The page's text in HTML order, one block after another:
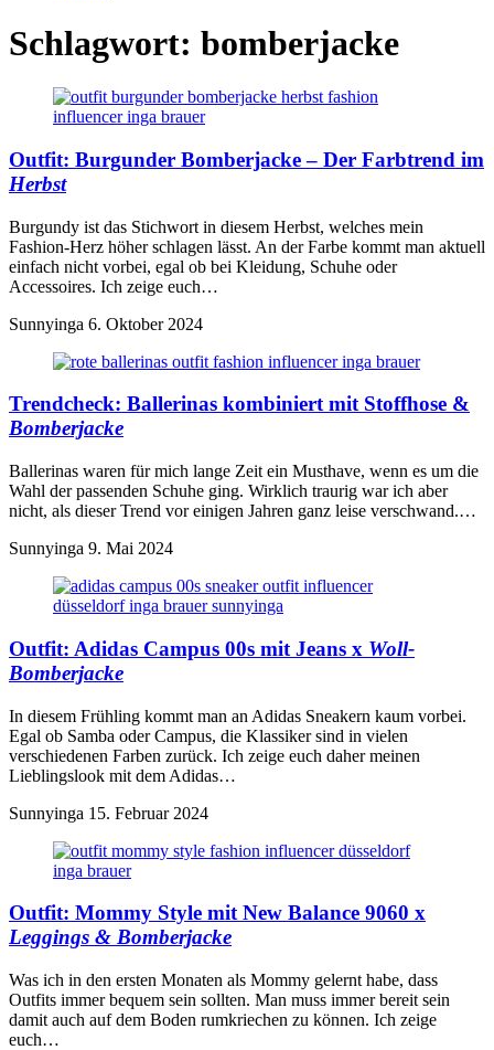
Schlagwort: bomberjacke
Outfit: Burgunder Bomberjacke– Der Farbtrend im
Herbst
Burgundy ist das Stichwort in diesem Herbst, welches mein
Fashion-Herz höher schlagen lässt. An der Farbe kommt man aktuell
einfach nicht vorbei, egal ob bei Kleidung, Schuhe oder
Accessoires. Ich zeige euch…
Sunnyinga 6. Oktober 2024
Trendcheck: Ballerinas kombiniert mit Stoffhose &
Bomberjacke
Ballerinas waren für mich lange Zeit ein Musthave, wenn es um die
Wahl der passenden Schuhe ging. Wirklich traurig war ich aber
nicht, als dieser Trend vor einigen Jahren ganz leise verschwand.…
Sunnyinga 9. Mai 2024
Outfit: Adidas Campus 00s mit Jeans x Woll-
Bomberjacke
In diesem Frühling kommt man an Adidas Sneakern kaum vorbei.
Egal ob Samba oder Campus, die Klassiker sind in vielen
verschiedenen Farben zurück. Ich zeige euch daher meinen
Lieblingslook mit dem Adidas…
Sunnyinga 15. Februar 2024
Outfit: Mommy Style mit New Balance 9060 x
Leggings & Bomberjacke
Was ich in den ersten Monaten als Mommy gelernt habe, dass
Outfits immer bequem sein sollten. Man muss immer bereit sein
damit auch auf dem Boden rumkriechen zu können. Ich zeige
euch…